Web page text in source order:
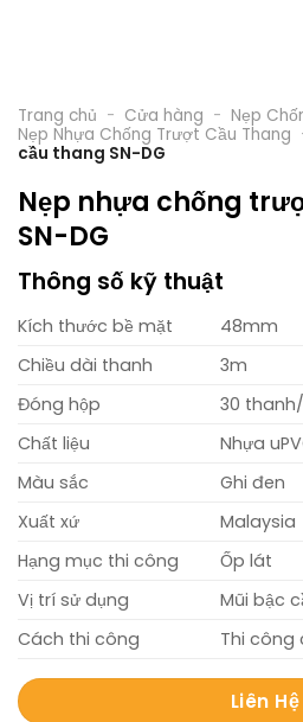
Trang chủ - Cửa hàng - Nẹp
Nẹp Nhựa Chống Trượt Cầu Thang
cầu thang SN-DG
Nẹp nhựa chống
SN-DG
Thông số kỹ thuật
Kích thước bề mặt
48mm
Chiều dài thanh
3m
Đóng hộp
30
Chất liệu
Nhựa
Màu sắc
Ghi đen
Xuất xứ
Malaysia
Hạng mục thi công
Ốp lát
Vị trí sử dụng
Mũi bậc
Cách thi công
Thi công
Liên Hệ